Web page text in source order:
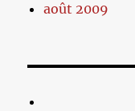
août 2009